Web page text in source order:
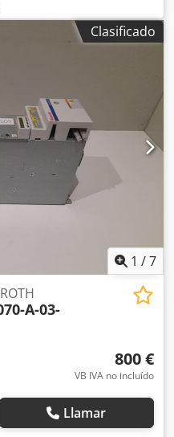
No probado -
Si está interesado,
póngase en contacto
Clasificado
1 /7
A-03-
800 €
VB IVA no incluído
Llamar